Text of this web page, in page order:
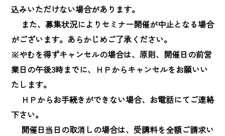
込みいただけない場合があります。
また、募集状況によりセミナー開催が中止となる場合
がございます。あらかじめご了承ください。
※やむを得ずキャンセルの場合は、原則、開催日の前営
業日の午後3時までに、ＨＰからキャンセルをお願いい
たします。
ＨＰからお手続きができない場合、お電話にてご連絡
下さい。
開催日当日の取消しの場合は、受講料を全額ご請求い